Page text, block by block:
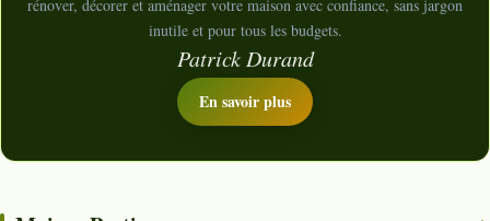
rénover, décorer et aménager votre maison avec confiance, sans jargon
inutile et pour tous les budgets.
Patrick Durand
En savoir plus